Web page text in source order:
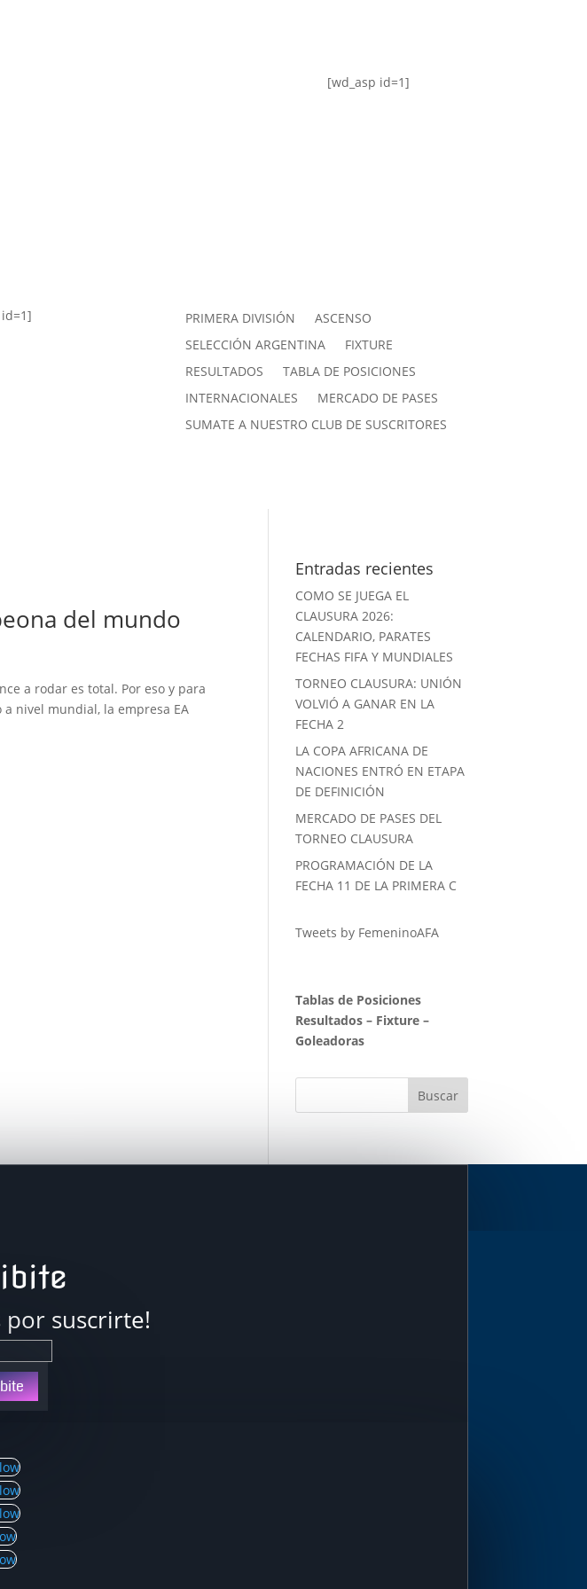
[wd_asp id=1]
PRIMERA DIVISIÓN
ASCENSO
SELECCIÓN ARGENTINA
FIXTURE
RESULTADOS
TABLA DE POSICIONES
INTERNACIONALES
MERCADO DE PASES
SUMATE A NUESTRO CLUB DE SUSCRITORES
del mundo
a rodar es total. Por eso y para
nivel mundial, la empresa EA
Entradas recientes
COMO SE JUEGA EL
CLAUSURA 2026:
CALENDARIO, PARATES
FECHAS FIFA Y MUNDIALES
TORNEO CLAUSURA: UNIÓN
VOLVIÓ A GANAR EN LA
FECHA 2
LA COPA AFRICANA DE
NACIONES ENTRÓ EN ETAPA
DE DEFINICIÓN
MERCADO DE PASES DEL
TORNEO CLAUSURA
PROGRAMACIÓN DE LA
FECHA 11 DE LA PRIMERA C
Tweets by FemeninoAFA
Tablas de Posiciones
Resultados – Fixture –
Goleadoras
por suscrirte!